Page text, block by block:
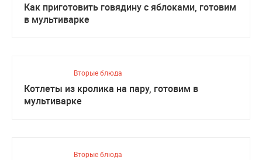
Как приготовить говядину с яблоками, готовим
в мультиварке
Вторые блюда
Котлеты из кролика на пару, готовим в
мультиварке
Вторые блюда